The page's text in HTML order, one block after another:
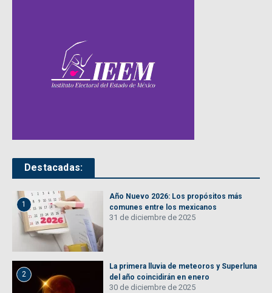
Destacadas:
1
Año Nuevo 2026: Los propósitos más
comunes entre los mexicanos
31 de diciembre de 2025
2
La primera lluvia de meteoros y Superluna
del año coincidirán en enero
30 de diciembre de 2025